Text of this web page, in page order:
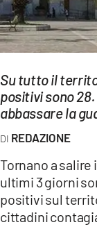
SPORT
Streaming
LAC TV
LAC NETWORK
LAC ONAIR
LaC
Network
LACPLAY.IT
Su tutto il
positivi sono
abbassare la
REDAZIONE
Tornano a salire
ultimi 3 giorni
positivi sul
cittadini